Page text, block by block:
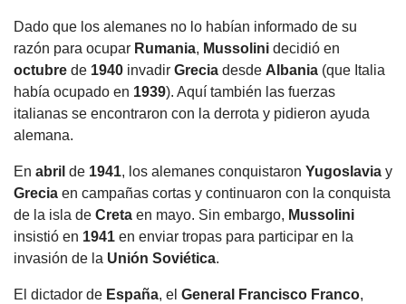
Dado que los alemanes no lo habían informado de su
razón para ocupar Rumania, Mussolini decidió en
octubre de 1940 invadir Grecia desde Albania (que Italia
había ocupado en 1939). Aquí también las fuerzas
italianas se encontraron con la derrota y pidieron ayuda
alemana.
En abril de 1941, los alemanes conquistaron Yugoslavia y
Grecia en campañas cortas y continuaron con la conquista
de la isla de Creta en mayo. Sin embargo, Mussolini
insistió en 1941 en enviar tropas para participar en la
invasión de la Unión Soviética.
El dictador de España, el General Francisco Franco,